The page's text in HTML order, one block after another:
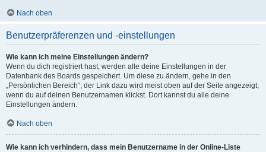
Nach oben
Benutzerpräferenzen und -einstellungen
Wie kann ich meine Einstellungen ändern?
Wenn du dich registriert hast, werden alle deine Einstellungen in der
Datenbank des Boards gespeichert. Um diese zu ändern, gehe in den
„Persönlichen Bereich“; der Link dazu wird meist oben auf der Seite angezeigt,
wenn du auf deinen Benutzernamen klickst. Dort kannst du alle deine
Einstellungen ändern.
Nach oben
Wie kann ich verhindern, dass mein Benutzername in der Online-Liste